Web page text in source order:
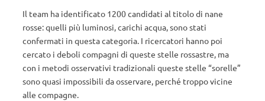
Il team ha identificato 1200 candidati al titolo di nane
rosse: quelli più luminosi, carichi acqua, sono stati
confermati in questa categoria. I ricercatori hanno poi
cercato i deboli compagni di queste stelle rossastre, ma
con i metodi osservativi tradizionali queste stelle “sorelle”
sono quasi impossibili da osservare, perché troppo vicine
alle compagne.